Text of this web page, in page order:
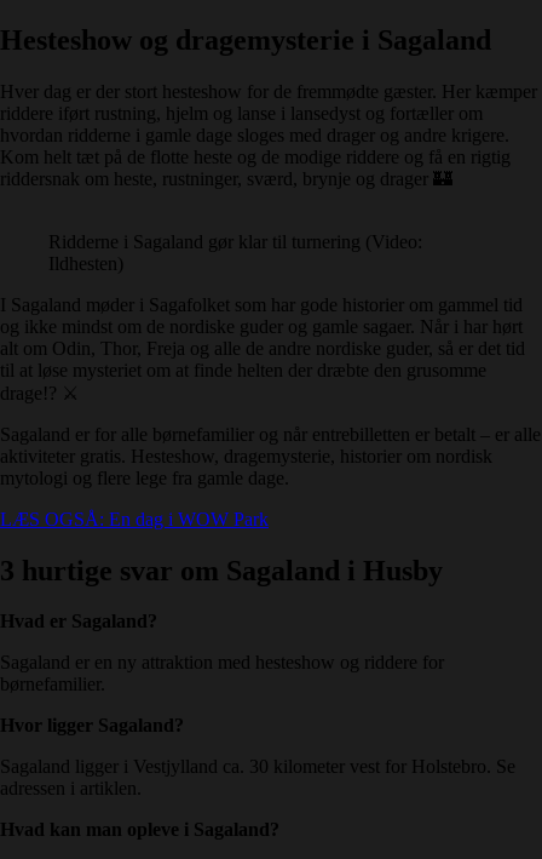
Hesteshow og dragemysterie i Sagaland
Hver dag er der stort hesteshow for de fremmødte gæster. Her kæmper
riddere iført rustning, hjelm og lanse i lansedyst og fortæller om
hvordan ridderne i gamle dage sloges med drager og andre krigere.
Kom helt tæt på de flotte heste og de modige riddere og få en rigtig
riddersnak om heste, rustninger, sværd, brynje og drager 🏰
Ridderne i Sagaland gør klar til turnering (Video:
Ildhesten)
I Sagaland møder i Sagafolket som har gode historier om gammel tid
og ikke mindst om de nordiske guder og gamle sagaer. Når i har hørt
alt om Odin, Thor, Freja og alle de andre nordiske guder, så er det tid
til at løse mysteriet om at finde helten der dræbte den grusomme
drage!? ⚔️
Sagaland er for alle børnefamilier og når entrebilletten er betalt – er alle
aktiviteter gratis. Hesteshow, dragemysterie, historier om nordisk
mytologi og flere lege fra gamle dage.
LÆS OGSÅ: En dag i WOW Park
3 hurtige svar om Sagaland i Husby
Hvad er Sagaland?
Sagaland er en ny attraktion med hesteshow og riddere for
børnefamilier.
Hvor ligger Sagaland?
Sagaland ligger i Vestjylland ca. 30 kilometer vest for Holstebro. Se
adressen i artiklen.
Hvad kan man opleve i Sagaland?